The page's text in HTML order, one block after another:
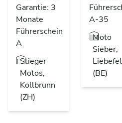
Garantie: 3
Monate
Führerschein
A
Stieger
Motos,
Kollbrunn
(ZH)
A-35
Moto
Sieber,
(BE)